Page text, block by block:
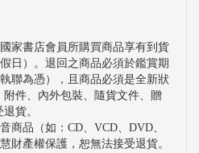
家書店會員所購買商品享有到貨
日）。退回之商品必須於鑑賞期
聯為憑），且商品必須是全新狀
件、內外包裝、隨貨文件、贈
貨。
商品（如：CD、VCD、DVD、
財產權保護，恕無法接受退貨。